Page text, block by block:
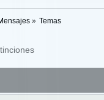
» Temas